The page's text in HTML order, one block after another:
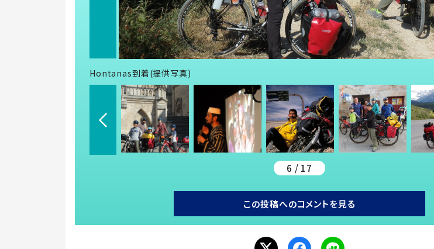
Hontanas到着(提供写真)
6 / 17
この投稿へのコメントを見る